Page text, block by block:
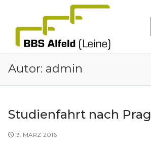
springen
nach:
Angebot
Autor: admin
Studienfahrt nach Prag
3. MÄRZ 2016